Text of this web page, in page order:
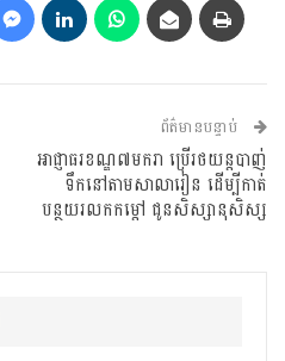
ព័ត៌មានបន្ទាប់
អាជ្ញាធរខណ្ឌ៧មករា ប្រើរថយន្តបាញ់
ទឹកនៅតាមសាលារៀន ដើម្បីកាត់
បន្ថយរលកកម្តៅ ជូនសិស្សានុសិស្ស